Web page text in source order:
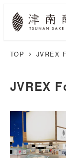
TOP JVREX
JVREX